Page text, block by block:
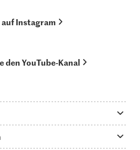
auf Instagram
den YouTube-Kanal